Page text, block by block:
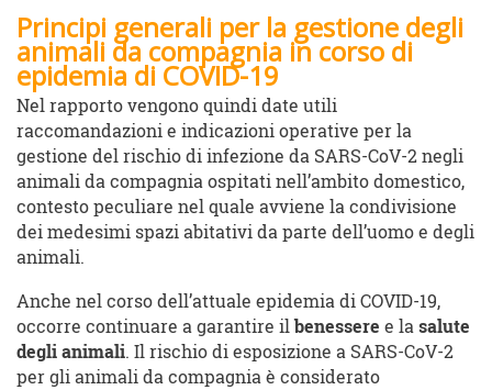
Principi generali per la gestione degli
animali da compagnia in corso di
epidemia di COVID-19
Nel rapporto vengono quindi date utili
raccomandazioni e indicazioni operative per la
gestione del rischio di infezione da SARS-CoV-2 negli
animali da compagnia ospitati nell’ambito domestico,
contesto peculiare nel quale avviene la condivisione
dei medesimi spazi abitativi da parte dell’uomo e degli
animali.
Anche nel corso dell’attuale epidemia di COVID-19,
occorre continuare a garantire ilbenessere e la salute
degli animali. Il rischio di esposizione a SARS-CoV-2
per gli animali da compagnia è considerato